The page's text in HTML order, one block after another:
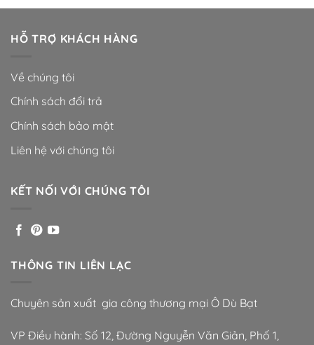
HỖ TRỢ KHÁCH HÀNG
Về chúng tôi
Chính sách đổi trả
Chính sách bảo mật
Liên hệ với chúng tôi
KẾT NỐI VỚI CHÚNG TÔI
THÔNG TIN LIÊN LẠC
Chuyên sản xuất gia công thương mại Ô Dù Bạt
VP Điều hành: Số 12, Đường Nguyễn Văn Giản, Phố 1,